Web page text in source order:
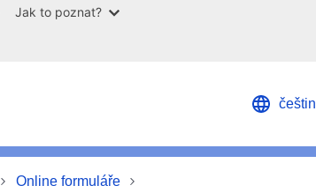
Jak to poznat?
Online formuláře